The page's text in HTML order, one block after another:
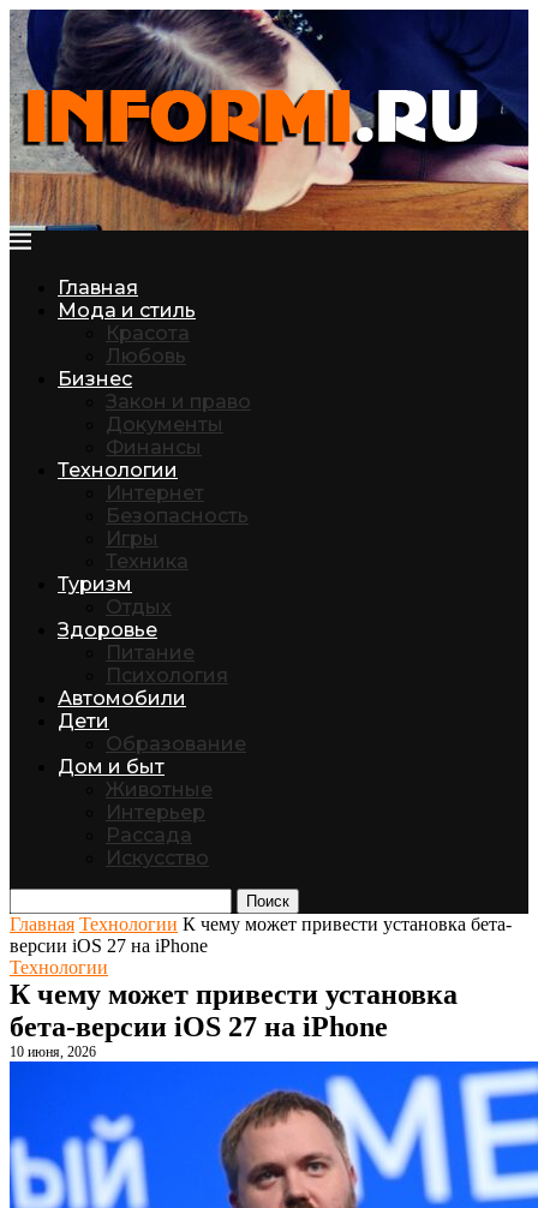
Главная
Мода и стиль
Красота
Любовь
Бизнес
Закон и право
Документы
Финансы
Технологии
Интернет
Безопасность
Игры
Техника
Туризм
Отдых
Здоровье
Питание
Психология
Автомобили
Дети
Образование
Дом и быт
Животные
Интерьер
Рассада
Искусство
Поиск
Главная Технологии К чему может привести установка бета-
версии iOS 27 на iPhone
Технологии
К чему может привести установка
бета-версии iOS 27 на iPhone
10 июня, 2026